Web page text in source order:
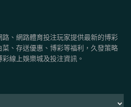
、網路體育投注玩家提供最新的博彩
、存送優惠、博彩等福利，久發策略
線上娛樂城及投注資訊。